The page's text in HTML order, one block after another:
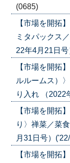
(0685)
【市場を開拓
ミタパックス
22年4月21日
【市場を開拓
ルルームス）
り入れ （2022
【市場を開
り〉禅菜／菜
月31日号）
【市場を開拓